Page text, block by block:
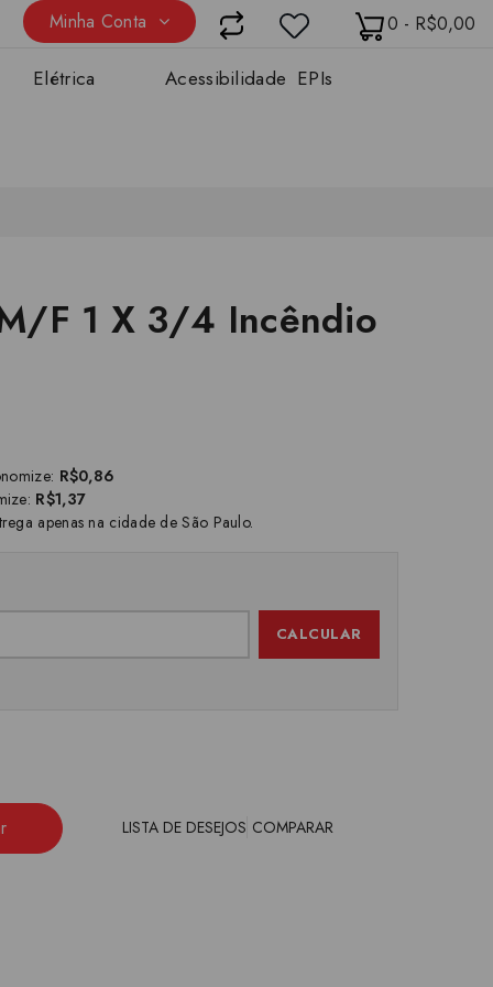
0 - R$0,00
Minha Conta
Elétrica Acessibilidade EPIs
F 1 X 3/4 Incêndio
R$0,86
R$1,37
apenas na cidade de São Paulo.
CALCULAR
LISTA DE DESEJOS COMPARAR